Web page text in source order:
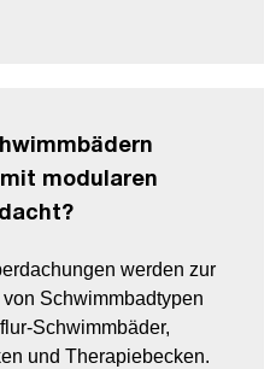
modularen
werden zur
Schwimmbadtypen
Schwimmbäder,
und Therapiebecken.